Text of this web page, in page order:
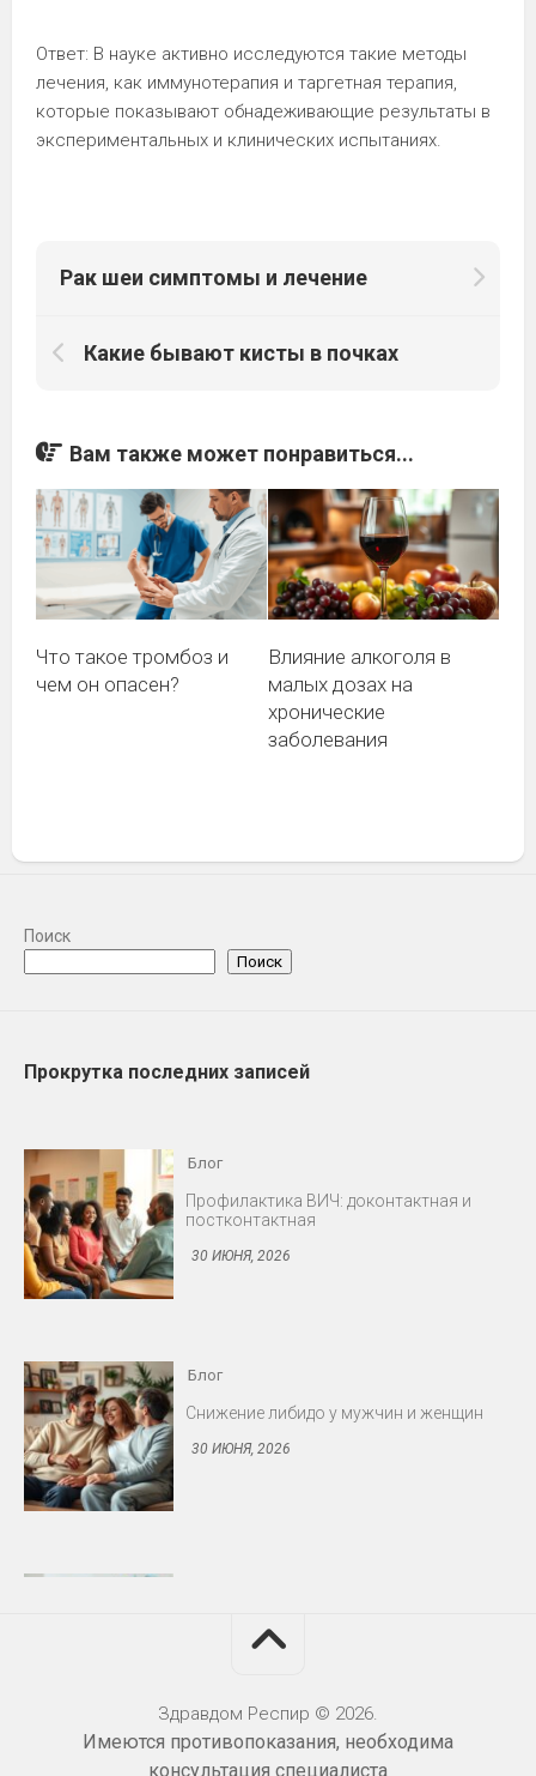
Ответ: В науке активно исследуются такие методы
лечения, как иммунотерапия и таргетная терапия,
которые показывают обнадеживающие результаты в
экспериментальных и клинических испытаниях.
Рак шеи симптомы и лечение
Какие бывают кисты в почках
Вам также может понравиться...
Что такое тромбоз и
чем он опасен?
Влияние алкоголя в
малых дозах на
хронические
заболевания
Поиск
Поиск
Прокрутка последних записей
Профилактика ВИЧ: доконтактная и
30 ИЮНЯ, 2026
Снижение либидо у мужчин и женщин
30 ИЮНЯ, 2026
30 ИЮНЯ, 2026
Блог
Здравдом Респир © 2026.
Имеются противопоказания, необходима
консультация специалиста